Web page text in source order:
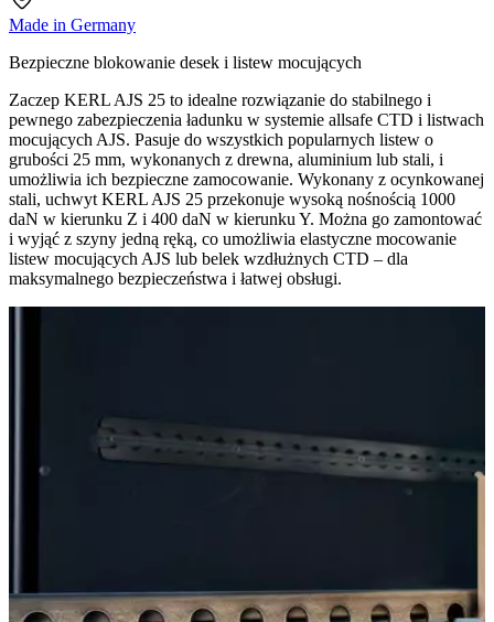
Made in Germany
Bezpieczne blokowanie desek i listew mocujących
Zaczep KERL AJS 25 to idealne rozwiązanie do stabilnego i
pewnego zabezpieczenia ładunku w systemie allsafe CTD i listwach
mocujących AJS. Pasuje do wszystkich popularnych listew o
grubości 25 mm, wykonanych z drewna, aluminium lub stali, i
umożliwia ich bezpieczne zamocowanie. Wykonany z ocynkowanej
stali, uchwyt KERL AJS 25 przekonuje wysoką nośnością 1000
daN w kierunku Z i 400 daN w kierunku Y. Można go zamontować
i wyjąć z szyny jedną ręką, co umożliwia elastyczne mocowanie
listew mocujących AJS lub belek wzdłużnych CTD – dla
maksymalnego bezpieczeństwa i łatwej obsługi.